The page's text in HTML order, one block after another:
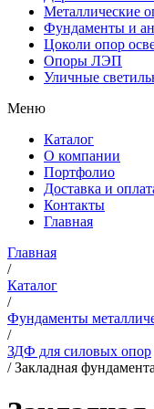
Металлические
Фундаменты и
Цоколи опор
Опоры ЛЭП
Уличные
Меню
Каталог
О компании
Портфолио
Доставка и
Контакты
Главная
Главная
/
Каталог
/
Фундаменты
/
ЗДФ для силовых опор
/Закладная